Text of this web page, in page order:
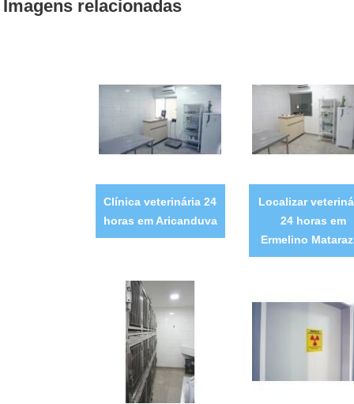
Imagens relacionadas
Clínica veterinária 24
horas em Aricanduva
Localizar
24 horas em
Ermelino